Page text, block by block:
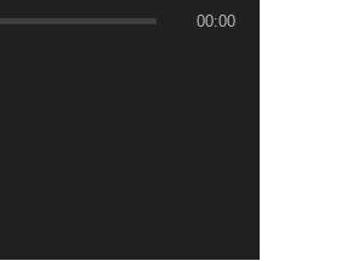
00:00